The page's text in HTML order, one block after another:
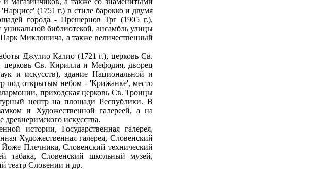
(1751 г.) в стиле барокко и двумя
города - Прешернов Трг (1905 г.),
уникальной библиотекой, ансамбль улицы
Миклошича, а также величественный
Джулио Калио (1721 г.), церковь Св.
церковь Св. Кирилла и Мефодия, дворец
и искусств), здание Национальной и
под открытым небом - 'Крижанке', место
приходская церковь Св. Троицы
центр на площади Республики. В
и Художественной галереей, а на
искусства.
истории, Государственная галерея,
Художественная галерея, Словенский
Плечника, Словенский технический
табака, Словенский школьный музей,
театр Словении и др.